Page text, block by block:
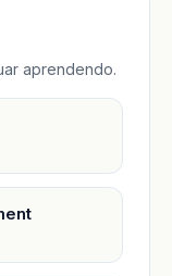
aprendendo.